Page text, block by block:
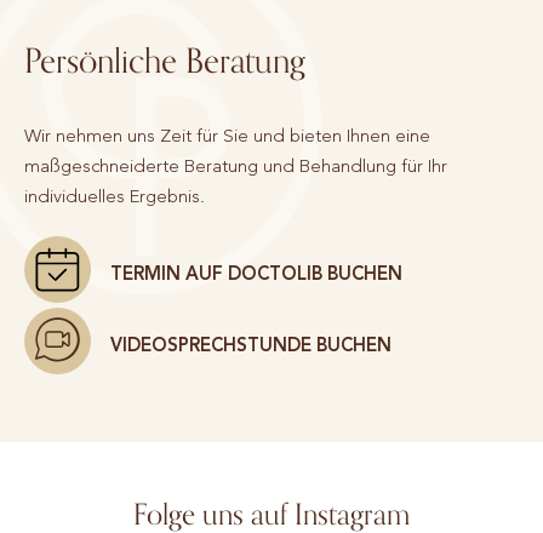
Persönliche Beratung
Wir nehmen uns Zeit für Sie und bieten Ihnen eine
maßgeschneiderte Beratung und Behandlung für Ihr
individuelles Ergebnis.
TERMIN AUF DOCTOLIB BUCHEN
VIDEOSPRECHSTUNDE BUCHEN
Folge uns auf Instagram